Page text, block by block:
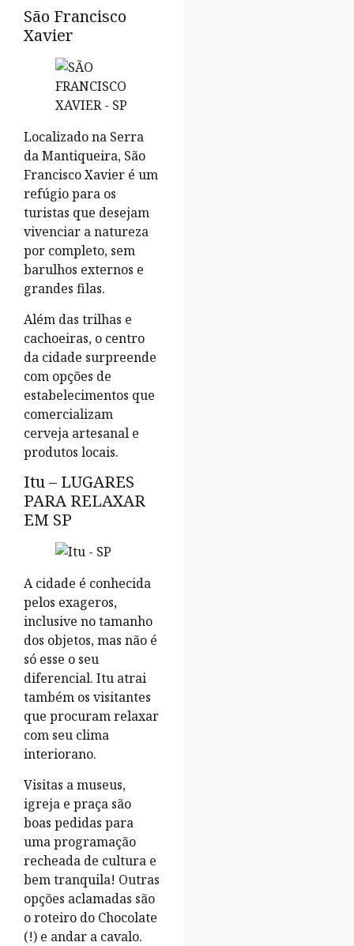
São Francisco
Xavier
Localizado na Serra
da Mantiqueira, São
Francisco Xavier é um
refúgio para os
turistas que desejam
vivenciar a natureza
por completo, sem
barulhos externos e
grandes filas.
Além das trilhas e
cachoeiras, o centro
da cidade surpreende
com opções de
estabelecimentos que
comercializam
cerveja artesanal e
produtos locais.
Itu – LUGARES
PARA RELAXAR
EM SP
A cidade é conhecida
pelos exageros,
inclusive no tamanho
dos objetos, mas não é
só esse o seu
diferencial. Itu atrai
também os visitantes
que procuram relaxar
com seu clima
interiorano.
Visitas a museus,
igreja e praça são
boas pedidas para
uma programação
recheada de cultura e
bem tranquila! Outras
opções aclamadas são
o roteiro do Chocolate
(!) e andar a cavalo.